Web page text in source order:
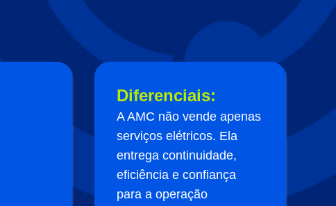
Diferenciais:
A AMC não vende apenas
serviços elétricos. Ela
entrega continuidade,
eficiência e confiança
para a operação